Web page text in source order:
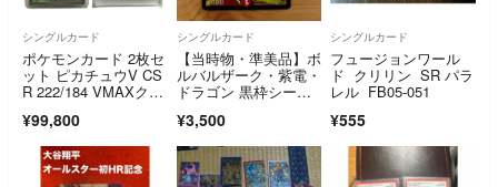
シングルカード
ポケモンカード 2枚セ
ット ピカチュウV CS
R 222/184 VMAXクラ
0 + ミュウex 347/19
0 SAR シャイニート
レジャーex 【中
古】 32605K1612
¥99,800
シングルカード
【当時物・準美品】ボ
ルバルザーク・紫電・
ドラゴン 黒枠シーク
秘2/Y7）
¥3,500
シングルカード
フュージョンワール
ド クリリン SR パラ
レル FB05-051
¥555